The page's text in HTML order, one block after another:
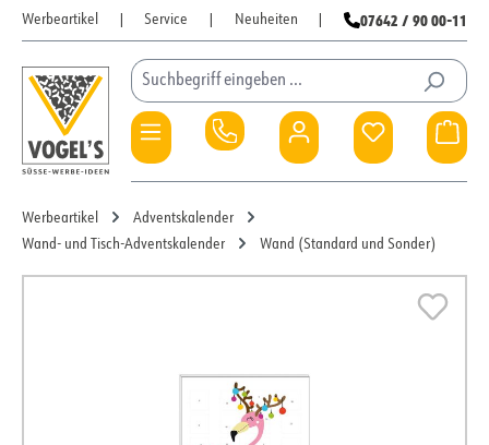
Zum Hauptinhalt springen
Werbeartikel Service Neuheiten 07642 / 90 00-11
Du hast 0
Werbeartikel
Adventskalender
Wand- und Tisch-Adventskalender
Wand (Standard und Sonder)